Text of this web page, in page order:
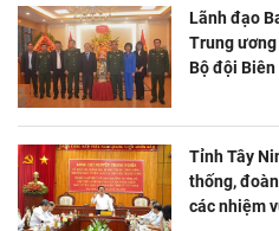
Lãnh đạo
Trung
Bộ đội Biên
Tỉnh Tây
thống,
các nhiệm